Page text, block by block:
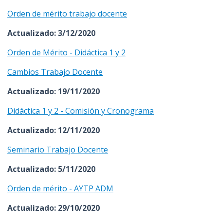
Orden de mérito trabajo docente
Actualizado: 3/12/2020
Orden de Mérito - Didáctica 1 y 2
Cambios Trabajo Docente
Actualizado: 19/11/2020
Didáctica 1 y 2 - Comisión y Cronograma
Actualizado: 12/11/2020
Seminario Trabajo Docente
Actualizado: 5/11/2020
Orden de mérito - AYTP ADM
Actualizado: 29/10/2020